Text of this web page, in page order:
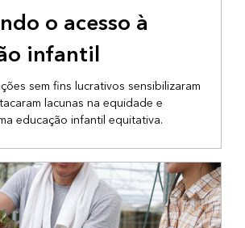
o acesso à
infantil
sem fins lucrativos sensibilizaram
lacunas na equidade e
educação infantil equitativa.